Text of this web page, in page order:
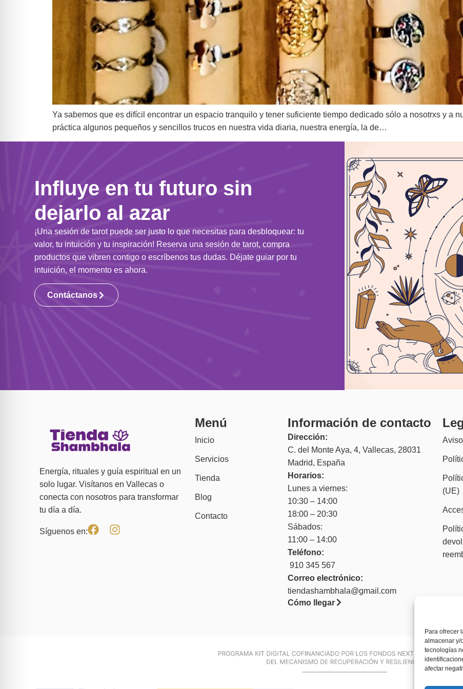
Para ofrecer
almacenar y/
tecnologías
afectar
Ya sabemos que es difícil encontrar un espacio tranquilo y tener suficiente tiempo dedicado sólo a nosotrxs y a
práctica algunos pequeños y sencillos trucos en nuestra vida diaria, nuestra energía, la de…
Influye en tu futuro sin
dejarlo al azar
¡Una sesión de tarot puede ser justo lo que necesitas para desbloquear: tu
valor, tu intuición y tu inspiración! Reserva una sesión de tarot, compra
productos que vibren contigo o escríbenos tus dudas. Déjate guiar por tu
intuición, el momento es ahora.
Contáctanos
Energía, rituales y guía espiritual en un
solo lugar. Visítanos en Vallecas o
conecta con nosotros para transformar
tu día a día.
Síguenos en:
Menú
Inicio
Servicios
Tienda
Blog
Contacto
Información de contacto
Dirección:
C. del Monte Aya, 4, Vallecas, 28031
Madrid, España
Horarios:
Lunes a viernes:
10:30 – 14:00
18:00 – 20:30
Sábados:
11:00 – 14:00
Teléfono:
910 345 567
Correo electrónico:
tiendashambhala@gmail.com
Cómo llegar
(UE)